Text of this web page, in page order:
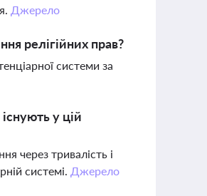
Джерело
релігійних прав?
системи за
у цій
через тривалість і
системі. Джерело